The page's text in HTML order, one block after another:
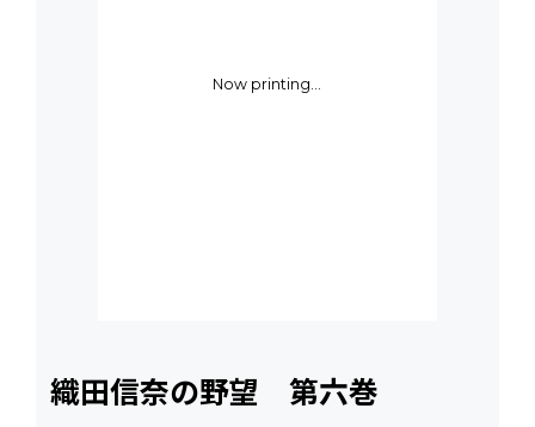
Now printing...
織田信奈の野望 第六巻